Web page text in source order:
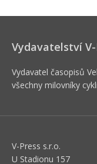
Vydavatelství V-
Vydavatel časopisů
všechny milovníky
V-Press s.r.o.
U Stadionu 157